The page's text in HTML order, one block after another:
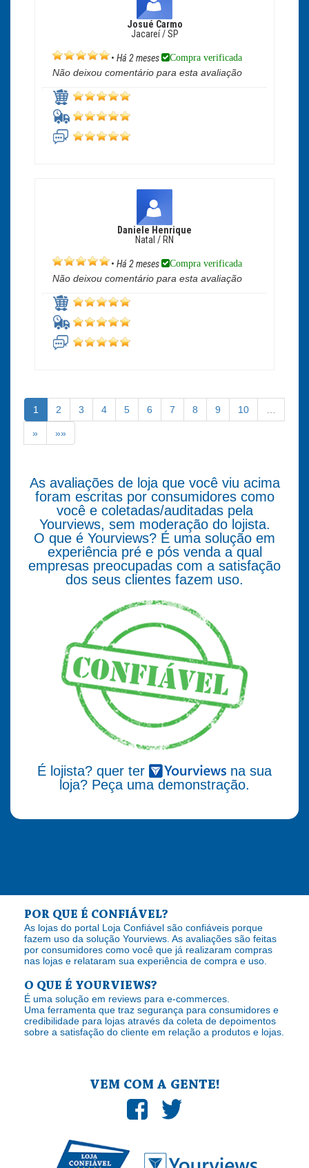
Josué Carmo
Jacareí / SP
• Há 2 meses Compra verificada
Não deixou comentário para esta avaliação
Daniele Henrique
Natal / RN
• Há 2 meses Compra verificada
Não deixou comentário para esta avaliação
1 2 3 4 5 6 7 8 9 10
» »»
As avaliações de loja que você viu acima
foram escritas por consumidores como
você e coletadas/auditadas pela
Yourviews, sem moderação do lojista.
O que é Yourviews? É uma solução em
experiência pré e pós venda a qual
empresas preocupadas com a satisfação
dos seus clientes fazem uso.
É lojista? quer ter
na sua
loja? Peça uma demonstração.
POR QUE É CONFIÁVEL?
As lojas do portal Loja Confiável são confiáveis porque
fazem uso da solução Yourviews. As avaliações são feitas
por consumidores como você que já realizaram compras
nas lojas e relataram sua experiência de compra e uso.
O QUE É YOURVIEWS?
É uma solução em reviews para e-commerces.
Uma ferramenta que traz segurança para consumidores e
credibilidade para lojas através da coleta de depoimentos
sobre a satisfação do cliente em relação a produtos e lojas.
VEM COM A GENTE!